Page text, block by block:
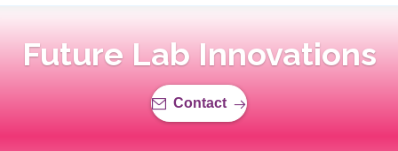
Future Lab Innovations
Contact